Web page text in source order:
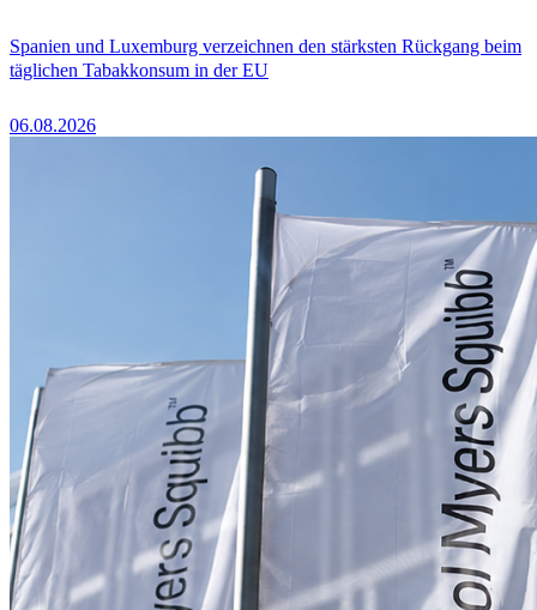
Spanien und Luxemburg verzeichnen den stärksten Rückgang beim
täglichen Tabakkonsum in der EU
06.08.2026